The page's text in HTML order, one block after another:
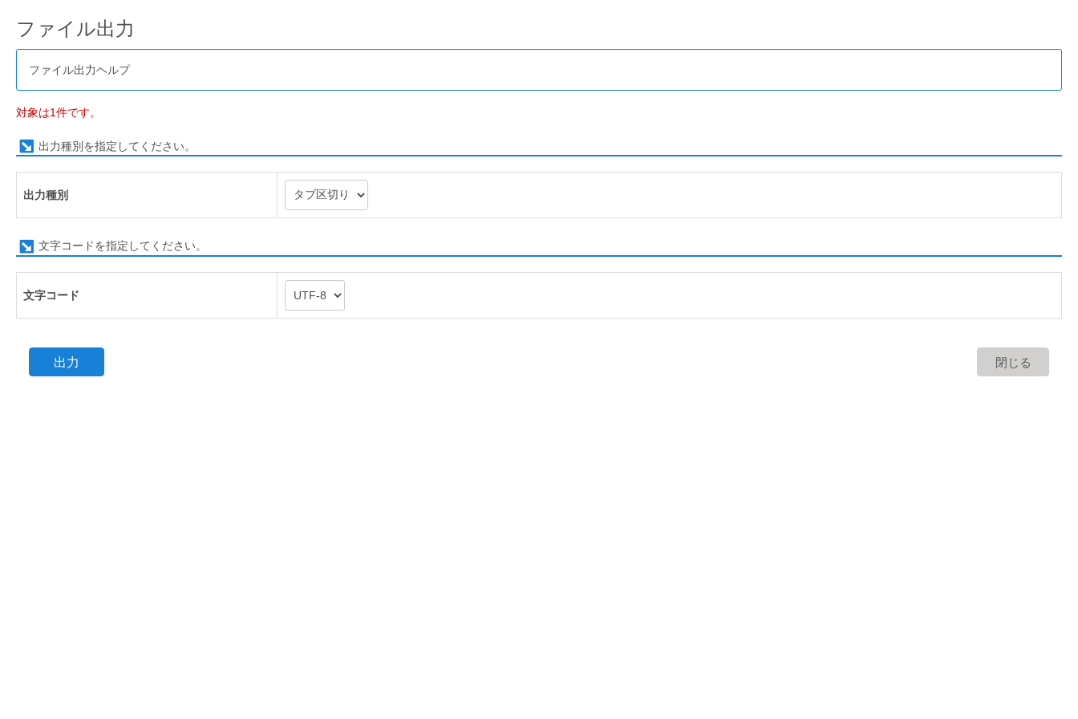
ファイル出力
ファイル出力ヘルプ
対象は1件です。
出力種別を指定してください。
出力種別
文字コードを指定してください。
文字コード